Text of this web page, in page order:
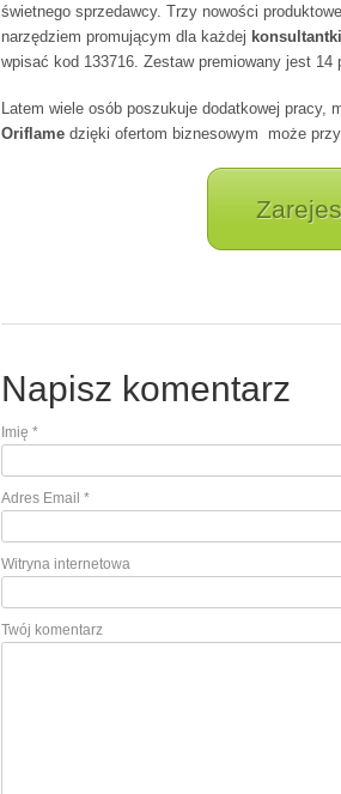
świetnego sprzedawcy. Trzy nowości
narzędziem promującym dla każdej
wpisać kod 133716. Zestaw premiowany jest 14
Latem wiele osób poszukuje dodatkowej pracy,
Oriflame dzięki ofertom biznesowym może
Napisz komentarz
Imię *
Adres Email *
Witryna internetowa
Twój komentarz